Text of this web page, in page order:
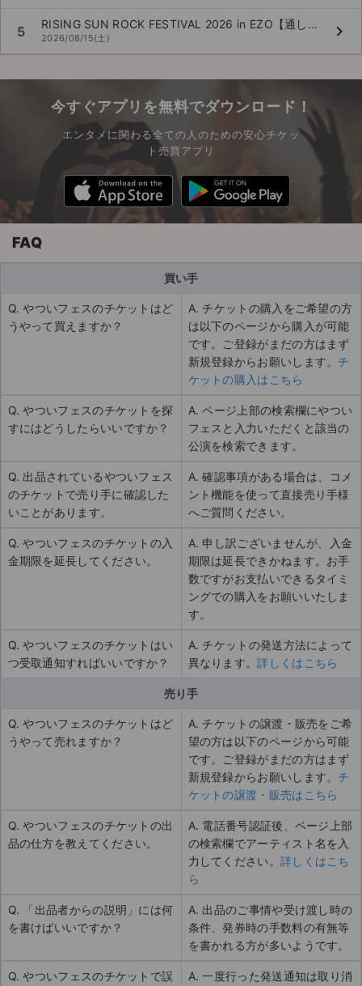
5 RISING SUN ROCK FESTIVAL 2026 in EZO【通し券】
2026/08/15(土) keyboard_arrow_right
今すぐアプリを無料でダウンロード！
エンタメに関わる全ての人のための安心チケッ
ト売買アプリ
FAQ
買い手
Q. やついフェスのチケットはど
うやって買えますか？
A. チケットの購入をご希望の方
は以下のページから購入が可能
です。ご登録がまだの方はまず
新規登録からお願いします。 チ
ケットの購入はこちら
Q. やついフェスのチケットを探
すにはどうしたらいいですか？
A. ページ上部の検索欄にやつい
フェスと入力いただくと該当の
公演を検索できます。
Q. 出品されているやついフェス
のチケットで売り手に確認した
いことがあります。
A. 確認事項がある場合は、コメ
ント機能を使って直接売り手様
へご質問ください。
Q. やついフェスのチケットの入
金期限を延長してください。
A. 申し訳ございませんが、入金
期限は延長できかねます。お手
数ですがお支払いできるタイミ
ングでの購入をお願いいたしま
す。
Q. やついフェスのチケットはい
つ受取通知すればいいですか？
A. チケットの発送方法によって
異なります。詳しくはこちら
売り手
Q. やついフェスのチケットはど
うやって売れますか？
A. チケットの譲渡・販売をご希
望の方は以下のページから可能
です。ご登録がまだの方はまず
新規登録からお願いします。 チ
ケットの譲渡・販売はこちら
Q. やついフェスのチケットの出
品の仕方を教えてください。
A. 電話番号認証後、ページ上部
の検索欄でアーティスト名を入
力してください。 詳しくはこち
ら
Q. 「出品者からの説明」には何
を書けばいいですか？
A. 出品のご事情や受け渡し時の
条件、発券時の手数料の有無等
を書かれる方が多いようです。
Q. やついフェスのチケットで誤 A. 一度行った発送通知は取り消